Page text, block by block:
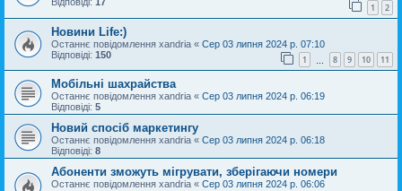
1 2
Новини Life:)
Останнє повідомлення xandria « Сер 03 липня 2024 р. 07:10
Відповіді: 150 1 8 9 10 11
Мобільні шахрайства
Останнє повідомлення xandria « Сер 03 липня 2024 р. 06:19
Відповіді: 5
Новий спосіб маркетингу
Останнє повідомлення xandria « Сер 03 липня 2024 р. 06:18
Відповіді: 8
Абоненти зможуть мігрувати, зберігаючи номери
Останнє повідомлення xandria « Сер 03 липня 2024 р. 06:06